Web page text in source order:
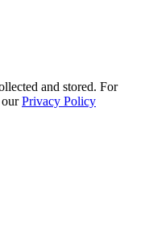
and stored. For
ourPrivacy Policy